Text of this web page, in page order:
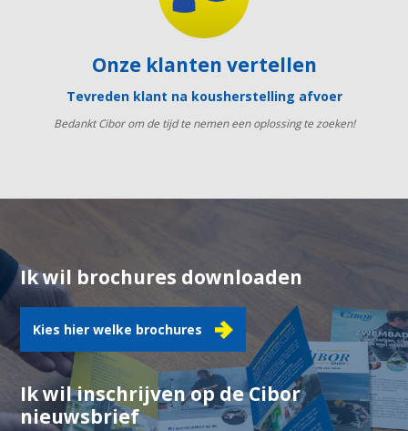
Onze klanten vertellen
Tevreden klant na kousherstelling afvoer
Bedankt Cibor om de tijd te nemen een oplossing te zoeken!
Ik wil brochures downloaden
Kies hier welke brochures
Ik wil inschrijven op de Cibor
nieuwsbrief